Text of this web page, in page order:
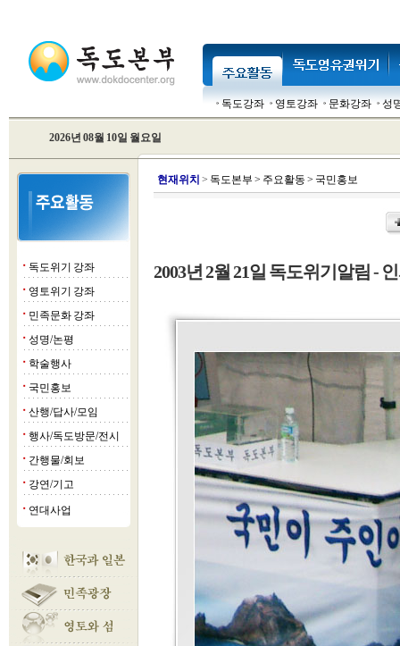
독도강좌 영토강좌 문화강좌 성
2026년 08월 10일 월요일
■ 독도위기 강좌
■ 영토위기 강좌
■ 민족문화 강좌
■ 성명/논평
■ 학술행사
■ 국민홍보
■ 산행/답사/모임
■ 행사/독도방문/전시
■ 간행물/회보
■ 강연/기고
■ 연대사업
현재위치 > 독도본부 > 주요활동 > 국민홍보
2003년 2월 21일 독도위기알림 -